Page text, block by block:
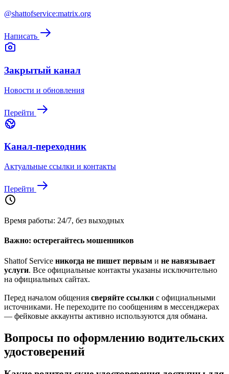
@shattofservice:matrix.org
Написать
Закрытый канал
Новости и обновления
Перейти
Канал-переходник
Актуальные ссылки и контакты
Перейти
Время работы: 24/7, без выходных
Важно: остерегайтесь мошенников
Shattof Service никогда не пишет первым и не навязывает
услуги. Все официальные контакты указаны исключительно
на официальных сайтах.
Перед началом общения сверяйте ссылки с официальными
источниками. Не переходите по сообщениям в мессенджерах
— фейковые аккаунты активно используются для обмана.
Вопросы по оформлению водительских
удостоверений